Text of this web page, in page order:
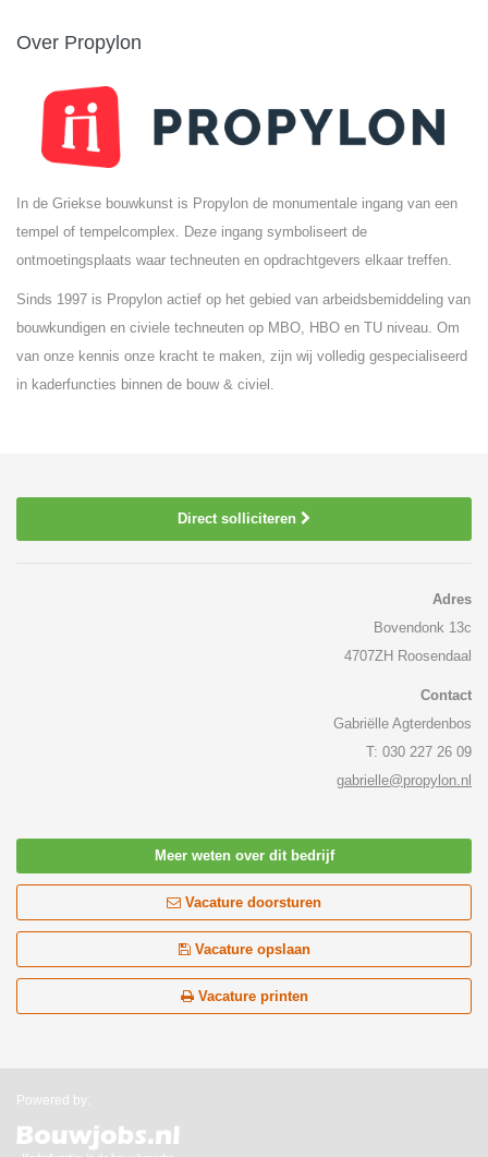
Over Propylon
In de Griekse bouwkunst is Propylon de monumentale ingang van een
tempel of tempelcomplex. Deze ingang symboliseert de
ontmoetingsplaats waar techneuten en opdrachtgevers elkaar treffen.
Sinds 1997 is Propylon actief op het gebied van arbeidsbemiddeling van
bouwkundigen en civiele techneuten op MBO, HBO en TU niveau. Om
van onze kennis onze kracht te maken, zijn wij volledig gespecialiseerd
in kaderfuncties binnen de bouw & civiel.
Direct solliciteren
Adres
Bovendonk 13c
4707ZH Roosendaal
Contact
Gabriëlle Agterdenbos
T: 030 227 26 09
gabrielle@propylon.nl
Meer weten over dit bedrijf
Vacature doorsturen
Vacature opslaan
Vacature printen
Powered by: